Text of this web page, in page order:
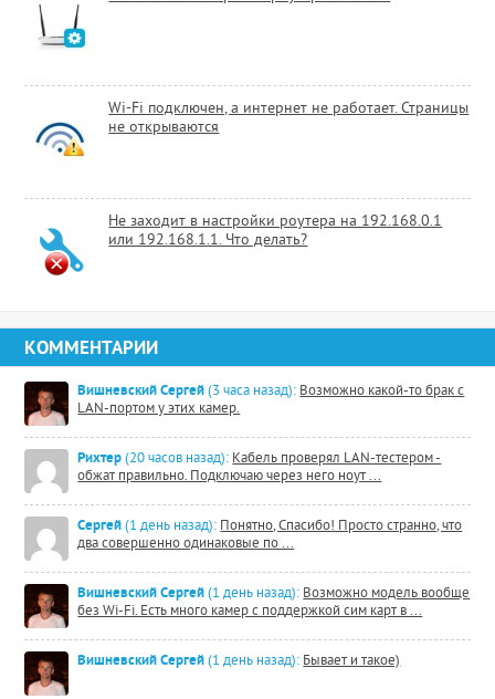
Wi-Fi подключен, а интернет не работает. Страницы
не открываются
Не заходит в настройки роутера на 192.168.0.1
или 192.168.1.1. Что делать?
КОММЕНТАРИИ
Вишневский Сергей (3 часа назад): Возможно какой-то брак с
LAN-портом у этих камер.
Рихтер (20 часов назад): Кабель проверял LAN-тестером -
обжат правильно. Подключаю через него ноут ...
Сергей (1 день назад): Понятно, Спасибо! Просто странно, что
два совершенно одинаковые по ...
Вишневский Сергей (1 день назад): Возможно модель вообще
без Wi-Fi. Есть много камер с поддержкой сим карт в ...
Вишневский Сергей (1 день назад): Бывает и такое)